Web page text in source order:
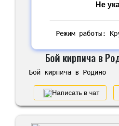
Не
Режим работы:
Бой кирпича в
Бой кирпича в Родино
Написать в чат